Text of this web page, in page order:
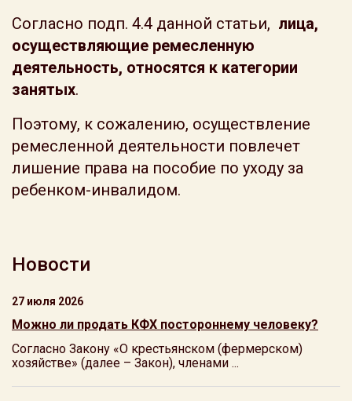
Согласно подп. 4.4 данной статьи, лица,
осуществляющие ремесленную
деятельность, относятся к категории
занятых.
Поэтому, к сожалению, осуществление
ремесленной деятельности повлечет
лишение права на пособие по уходу за
ребенком-инвалидом.
Новости
27 июля 2026
Можно ли продать КФХ постороннему человеку?
Согласно Закону «О крестьянском (фермерском)
хозяйстве» (далее – Закон), членами ...